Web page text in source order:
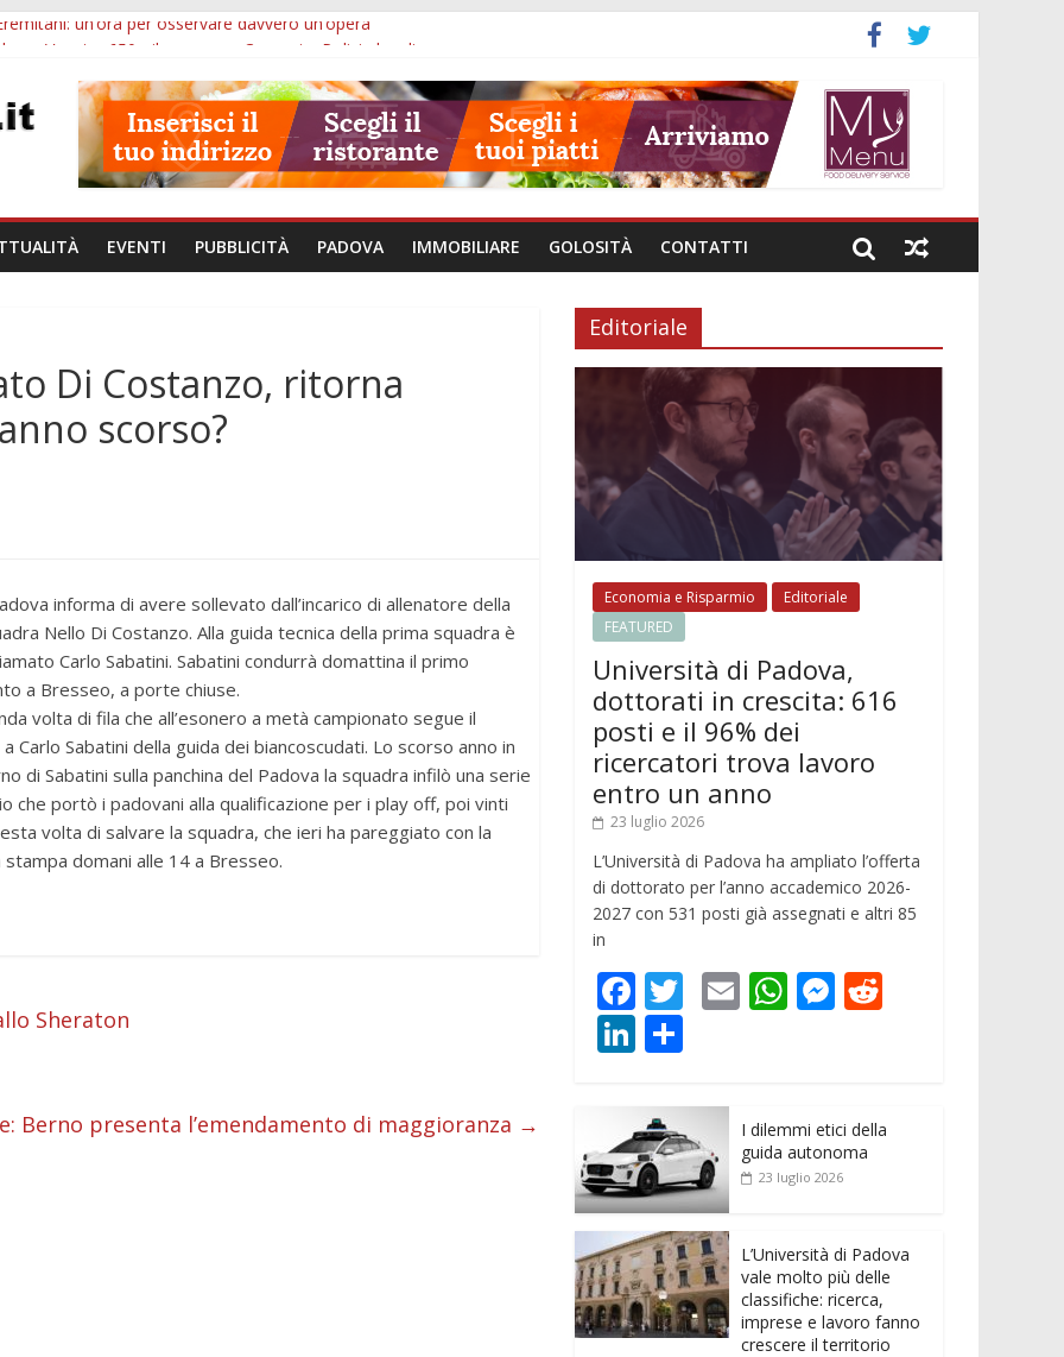
un’ora per osservare davvero un’opera
Padova: più controlli su strade, stazioni e treni
Veneto: 200 euro per l’abbonamento annuale
ore 10: arresto, fermata Busitalia e tregua dal caldo
EVENTI PUBBLICITÀ PADOVA IMMOBILIARE GOLOSITÀ CONTATTI
Di Costanzo, ritorna
scorso?
informa di avere sollevato dall’incarico di allenatore della
Nello Di Costanzo. Alla guida tecnica della prima squadra è
Carlo Sabatini. Sabatini condurrà domattina il primo
a Bresseo, a porte chiuse.
volta di fila che all’esonero a metà campionato segue il
Carlo Sabatini della guida dei biancoscudati. Lo scorso anno in
di Sabatini sulla panchina del Padova la squadra infilò una serie
portò i padovani alla qualificazione per i play off, poi vinti
volta di salvare la squadra, che ieri ha pareggiato con la
domani alle 14 a Bresseo.
Sheraton
Berno presenta l’emendamento di maggioranza →
Editoriale
Economia e Risparmio
Editoriale
FEATURED
Università di Padova,
dottorati in crescita: 616
posti e il 96% dei
ricercatori trova lavoro
entro un anno
23 luglio 2026
L’Università di Padova ha ampliato l’offerta
di dottorato per l’anno accademico 2026-
2027 con 531 posti già assegnati e altri 85
in
F
ac
e
b
o
o
k
T
er
E W
A
p
M
n
g
t
Li
k
e
dI
n
n
di
vi
di
I dilemmi etici della
guida autonoma
23 luglio 2026
L’Università di Padova
vale molto più delle
classifiche: ricerca,
imprese e lavoro fanno
crescere il territorio